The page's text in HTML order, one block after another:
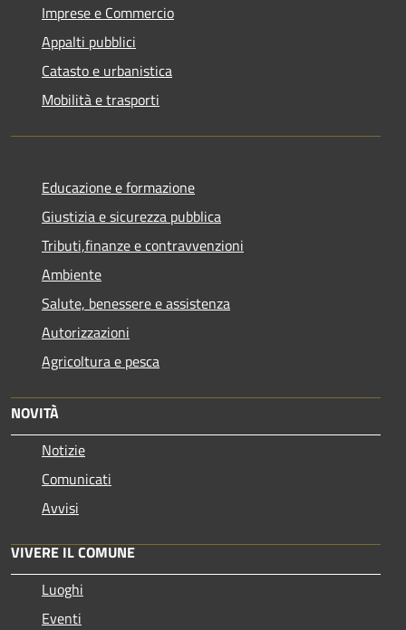
Imprese e Commercio
Appalti pubblici
Catasto e urbanistica
Mobilità e trasporti
Educazione e formazione
Giustizia e sicurezza pubblica
Tributi,finanze e contravvenzioni
Ambiente
Salute, benessere e assistenza
Autorizzazioni
Agricoltura e pesca
NOVITÀ
Notizie
Comunicati
Avvisi
VIVERE IL COMUNE
Luoghi
Eventi